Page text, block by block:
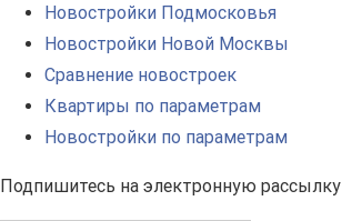
Новостройки Подмосковья
Новостройки Новой Москвы
Сравнение новостроек
Квартиры по параметрам
Новостройки по параметрам
Подпишитесь на электронную рассылку